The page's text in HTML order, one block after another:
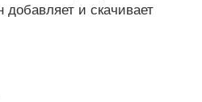
и скачивает